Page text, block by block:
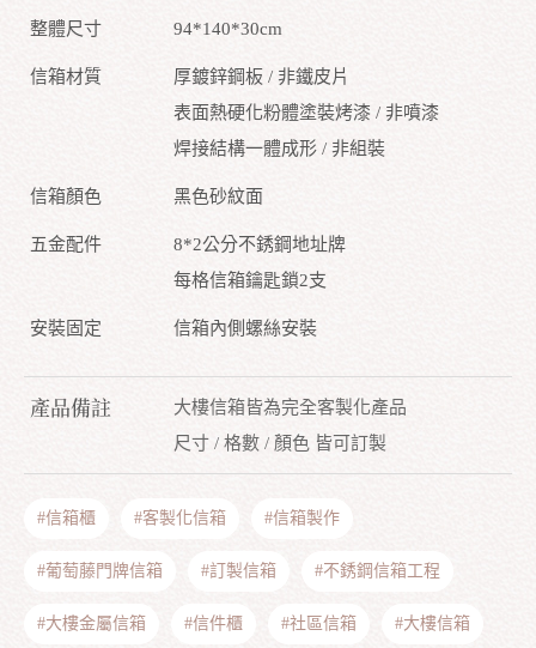
整體尺寸 94*140*30cm
信箱材質
厚鍍鋅鋼板 / 非鐵皮片
表面熱硬化粉體塗裝烤漆 / 非噴漆
焊接結構一體成形 / 非組裝
信箱顏色 黑色砂紋面
五金配件
8*2公分不銹鋼地址牌
每格信箱鑰匙鎖2支
安裝固定 信箱內側螺絲安裝
產品備註
大樓信箱皆為完全客製化產品
尺寸 / 格數 / 顏色 皆可訂製
#信箱櫃 #客製化信箱 #信箱製作
#葡萄藤門牌信箱 #訂製信箱 #不銹鋼信箱工程
#大樓金屬信箱 #信件櫃 #社區信箱 #大樓信箱